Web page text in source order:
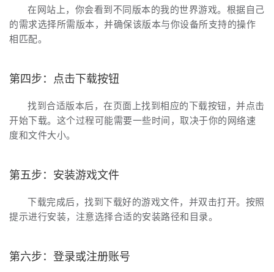
在网站上，你会看到不同版本的我的世界游戏。根据自己
的需求选择所需版本，并确保该版本与你设备所支持的操作
相匹配。
第四步：点击下载按钮
找到合适版本后，在页面上找到相应的下载按钮，并点击
开始下载。这个过程可能需要一些时间，取决于你的网络速
度和文件大小。
第五步：安装游戏文件
下载完成后，找到下载好的游戏文件，并双击打开。按照
提示进行安装，注意选择合适的安装路径和目录。
第六步：登录或注册账号